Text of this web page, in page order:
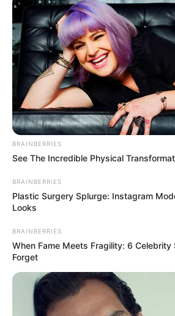
BRAINBERRIES
See The Incredible Physical
BRAINBERRIES
Plastic Surgery Splurge: Instagram
Looks
BRAINBERRIES
When Fame Meets Fragility: 6 Celebrity
Forget